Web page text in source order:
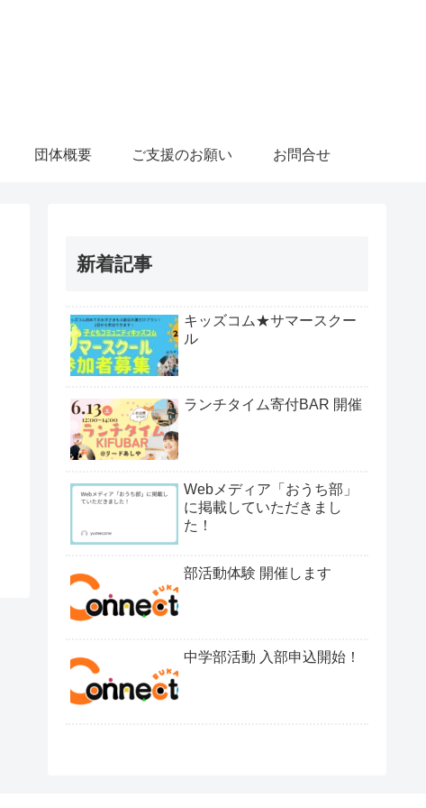
団体概要 ご支援のお願い お問合せ
新着記事
キッズコム★サマースクー
ル
ランチタイム寄付BAR 開催
Webメディア「おうち部」
に掲載していただきまし
た！
部活動体験 開催します
中学部活動 入部申込開始！